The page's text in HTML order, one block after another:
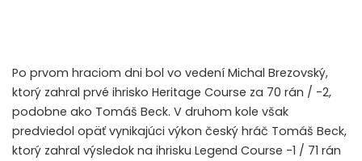
Po prvom hraciom dni bol vo vedení Michal Brezovský,
ktorý zahral prvé ihrisko Heritage Course za 70 rán / -2,
podobne ako Tomáš Beck. V druhom kole však
predviedol opäť vynikajúci výkon český hráč Tomáš Beck,
ktorý zahral výsledok na ihrisku Legend Course -1 / 71 rán